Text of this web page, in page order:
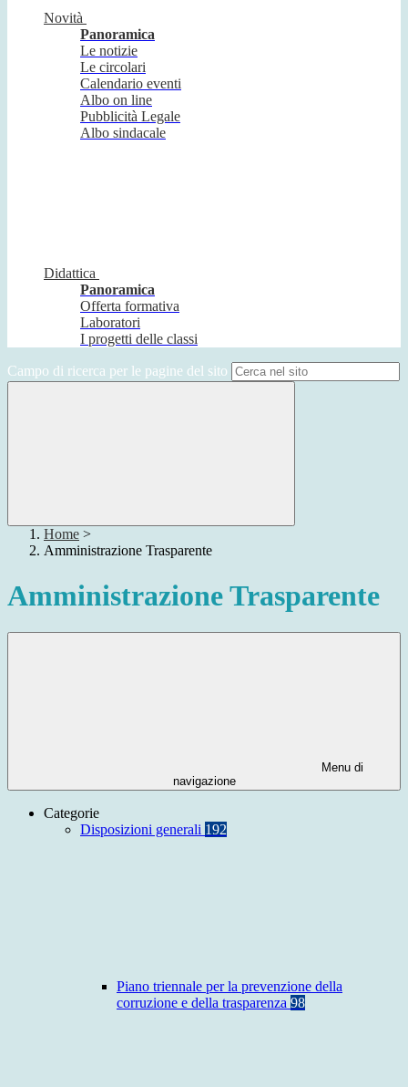
Novità
Panoramica
Le notizie
Le circolari
Calendario eventi
Albo on line
Pubblicità Legale
Albo sindacale
Didattica
Panoramica
Offerta formativa
Laboratori
I progetti delle classi
Campo di ricerca per le pagine del sito
Home >
Amministrazione Trasparente
Amministrazione Trasparente
Menu di
navigazione
Categorie
Disposizioni generali 192
Piano triennale per la prevenzione della
corruzione e della trasparenza 98